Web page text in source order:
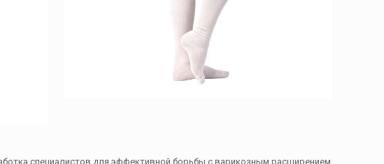
специалистов для эффективной борьбы с варикозным расширением